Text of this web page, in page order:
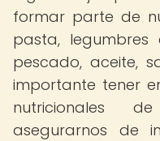
formar parte de
pasta, legumbres
pescado, aceite,
importante tener
nutricionales
asegurarnos de